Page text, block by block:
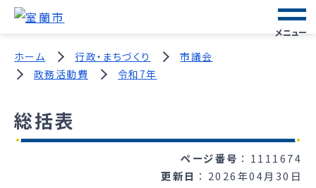
メニュー
ホーム 行政・まちづくり
市議会
政務活動費
令和7年
総括表
ページ番号
1111674
更新日
2026年04月30日